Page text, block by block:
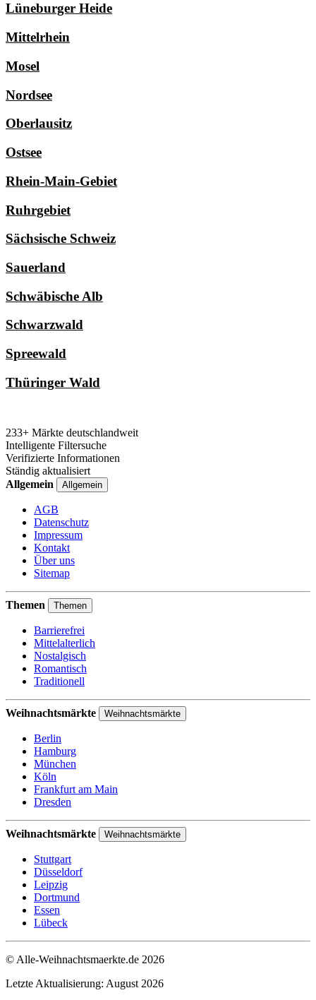
Lüneburger Heide
Mittelrhein
Mosel
Nordsee
Oberlausitz
Ostsee
Rhein-Main-Gebiet
Ruhrgebiet
Sächsische Schweiz
Sauerland
Schwäbische Alb
Schwarzwald
Spreewald
Thüringer Wald
233+ Märkte deutschlandweit
Intelligente Filtersuche
Verifizierte Informationen
Ständig aktualisiert
Allgemein
Allgemein
AGB
Datenschutz
Impressum
Kontakt
Über uns
Sitemap
Themen Themen
Barrierefrei
Mittelalterlich
Nostalgisch
Romantisch
Traditionell
Weihnachtsmärkte Weihnachtsmärkte
Berlin
Hamburg
München
Köln
Frankfurt am Main
Dresden
Weihnachtsmärkte Weihnachtsmärkte
Stuttgart
Düsseldorf
Leipzig
Dortmund
Essen
Lübeck
© Alle-Weihnachtsmaerkte.de 2026
Letzte Aktualisierung: August 2026